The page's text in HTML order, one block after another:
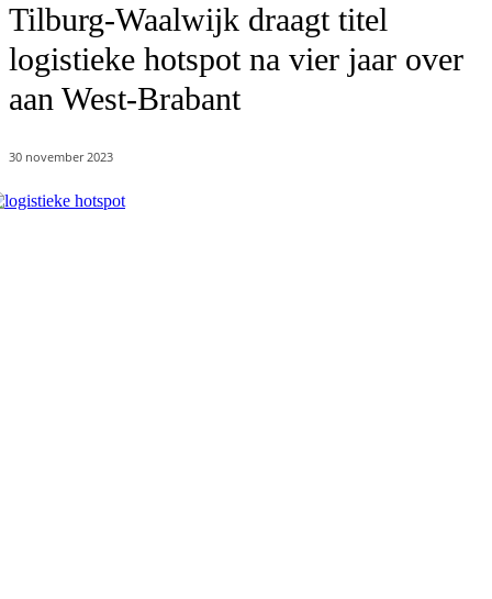
Tilburg-Waalwijk draagt titel
logistieke hotspot na vier jaar over
aan West-Brabant
30 november 2023